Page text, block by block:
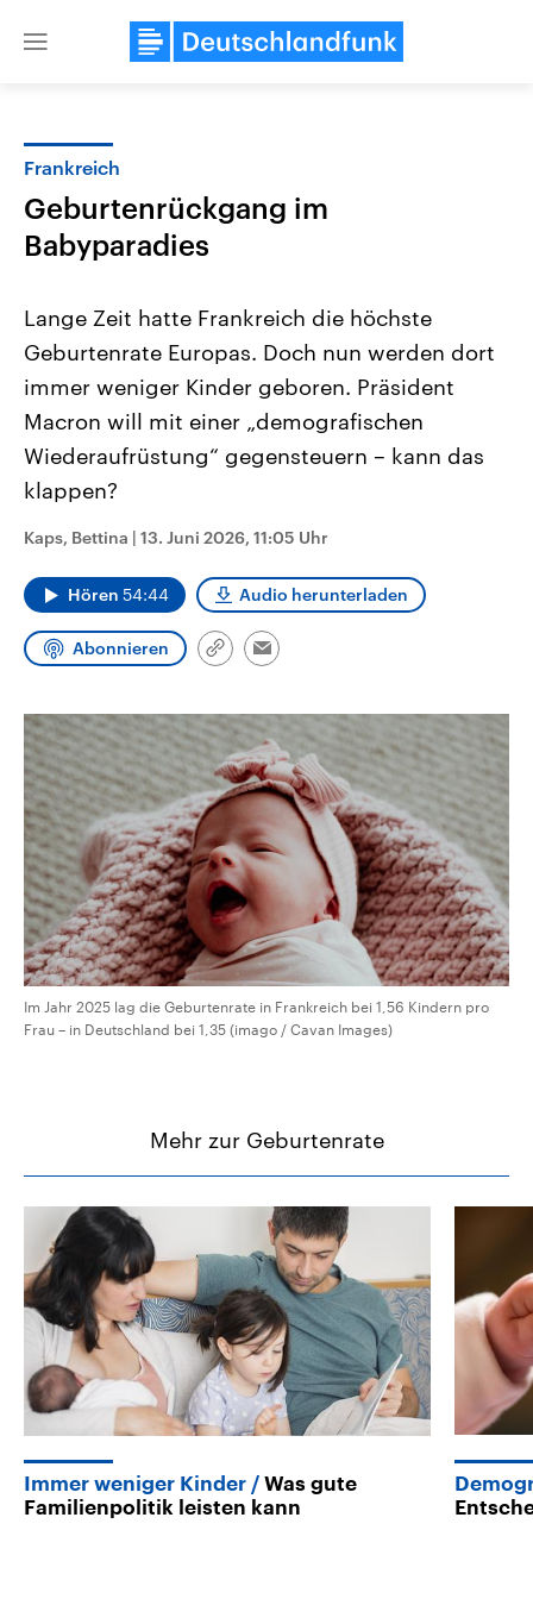
Close
Landtagswahl Sachsen-Anhalt
2026
Alle Informationen
Sachsen-Anhalt wählt am 6.
September 2026 einen neuen
Bundesland von einer Koalition aus
CDU, SPD und FDP regiert.-
Wahlprogramme, aktuelle Berichte
und Hintergründe zu den Parteien
Wahl.
USA
Aktuelle Beiträge,
Hintergründe
aktuelle Weltgeschehen.
Sendungen Programm Podcasts
Audio-Archiv
Frankreich
Geburtenrückgang im
Babyparadies
Lange Zeit hatte Frankreich die höchste
Geburtenrate Europas. Doch nun werden dort
immer weniger Kinder geboren. Präsident
Macron will mit einer „demografischen
Wiederaufrüstung“ gegensteuern – kann das
klappen?
Kaps, Bettina | 13. Juni 2026, 11:05 Uhr
Hören 54:44 Audio herunterladen
Abonnieren
Link
Email
Im Jahr 2025 lag die Geburtenrate in Frankreich bei 1,56 Kindern pro
Frau – in Deutschland bei 1,35 (imago / Cavan Images)
Mehr zur Geburtenrate
Immer weniger Kinder
Was gute
Familienpolitik leisten kann